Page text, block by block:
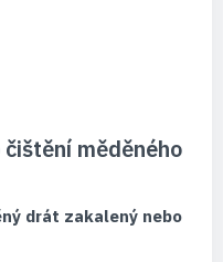
měděného
drát zakalený nebo